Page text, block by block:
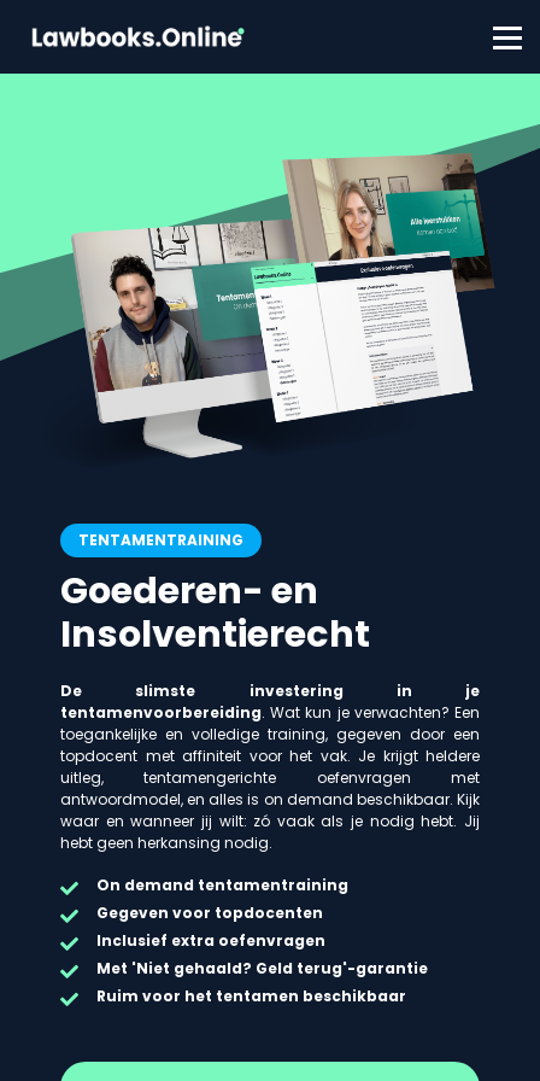
FAQ
Contact
TENTAMENTRAINING
Goederen- en
Insolventierecht
De slimste investering in je
tentamenvoorbereiding. Wat kun je verwachten? Een
toegankelijke en volledige training, gegeven door een
topdocent met affiniteit voor het vak. Je krijgt heldere
uitleg, tentamengerichte oefenvragen met
antwoordmodel, en alles is on demand beschikbaar. Kijk
waar en wanneer jij wilt: zó vaak als je nodig hebt. Jij
hebt geen herkansing nodig.
On demand tentamentraining
Gegeven voor topdocenten
Inclusief extra oefenvragen
Met 'Niet gehaald? Geld terug'-garantie
Ruim voor het tentamen beschikbaar